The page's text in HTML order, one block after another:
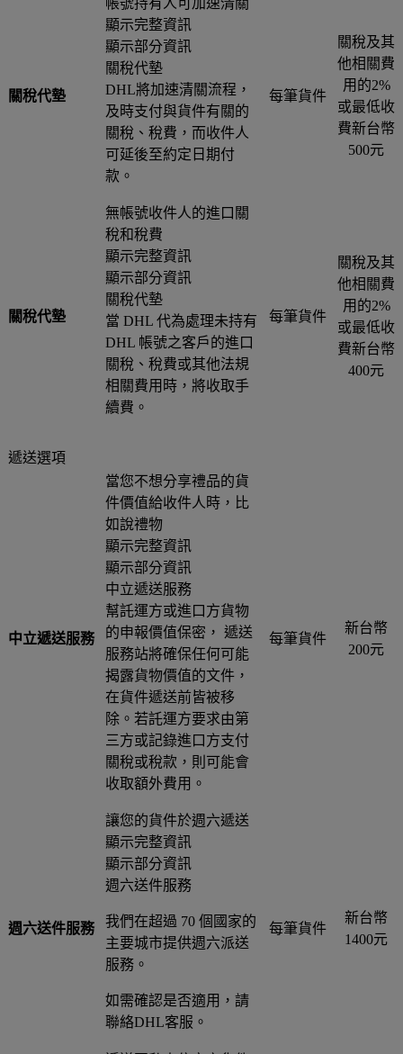
關稅代墊
顯示完整資訊
顯示部分資訊
關稅代墊
DHL將加速清關流程，
及時支付與貨件有關的
關稅、稅費，而收件人
可延後至約定日期付
款。
每筆貨件
關稅及其
他相關費
用的2%
或最低收
費新台幣
500元
關稅代墊
無帳號收件人的進口關
稅和稅費
顯示完整資訊
顯示部分資訊
關稅代墊
當 DHL 代為處理未持有
DHL 帳號之客戶的進口
關稅、稅費或其他法規
相關費用時，將收取手
續費。
每筆貨件
關稅及其
他相關費
用的2%
或最低收
費新台幣
400元
遞送選項
中立遞送服務
當您不想分享禮品的貨
件價值給收件人時，比
如說禮物
顯示完整資訊
顯示部分資訊
中立遞送服務
幫託運方或進口方貨物
的申報價值保密， 遞送
服務站將確保任何可能
揭露貨物價值的文件，
在貨件遞送前皆被移
除。若託運方要求由第
三方或記錄進口方支付
關稅或稅款，則可能會
收取額外費用。
每筆貨件
新台幣
200元
週六送件服務
讓您的貨件於週六遞送
顯示完整資訊
顯示部分資訊
週六送件服務
我們在超過 70 個國家的
主要城市提供週六派送
服務。
如需確認是否適用，請
聯絡DHL客服。
每筆貨件
新台幣
1400元